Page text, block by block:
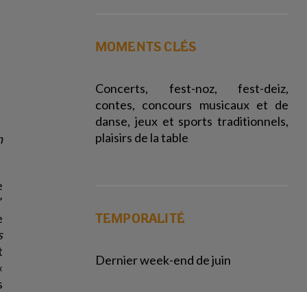
MOMENTS CLÉS
Concerts, fest-noz, fest-deiz,
contes, concours musicaux et de
danse, jeux et sports traditionnels,
plaisirs de la table
TEMPORALITÉ
Dernier week-end de juin